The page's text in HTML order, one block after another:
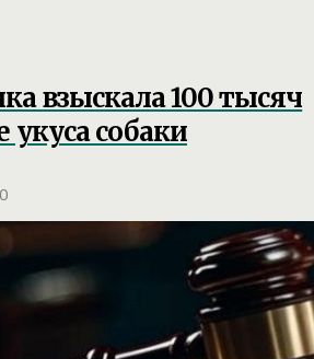
взыскала 100 тысяч
укуса собаки